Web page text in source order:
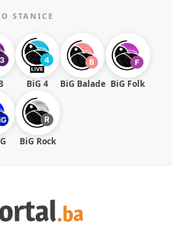
STANICE
BiG 4 BiG Balade BiG Folk
BiG Rock